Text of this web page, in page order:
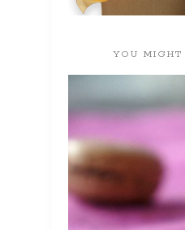
YOU